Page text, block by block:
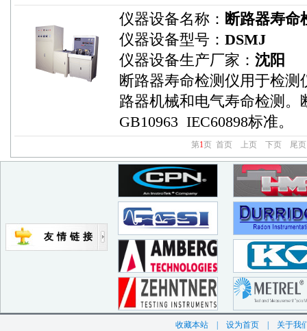
仪器设备名称： 断路器寿命
仪器设备型号： DSMJ
仪器设备生产厂家： 沈阳
断路器寿命检测仪用于检
路器机械和电气寿命检测。
GB10963 IEC60898标准。
第1页 首页 上页 下页 尾页
友情链接
收藏本站| 设为首页|
关于我